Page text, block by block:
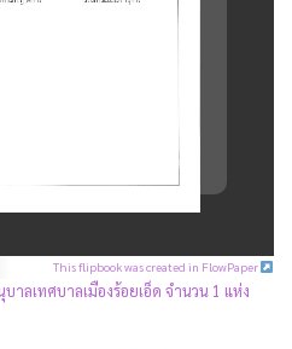
This flipbook was created in FlowPaper
าลเทศบาลเมืองร้อยเอ็ด จำนวน 1 แห่ง